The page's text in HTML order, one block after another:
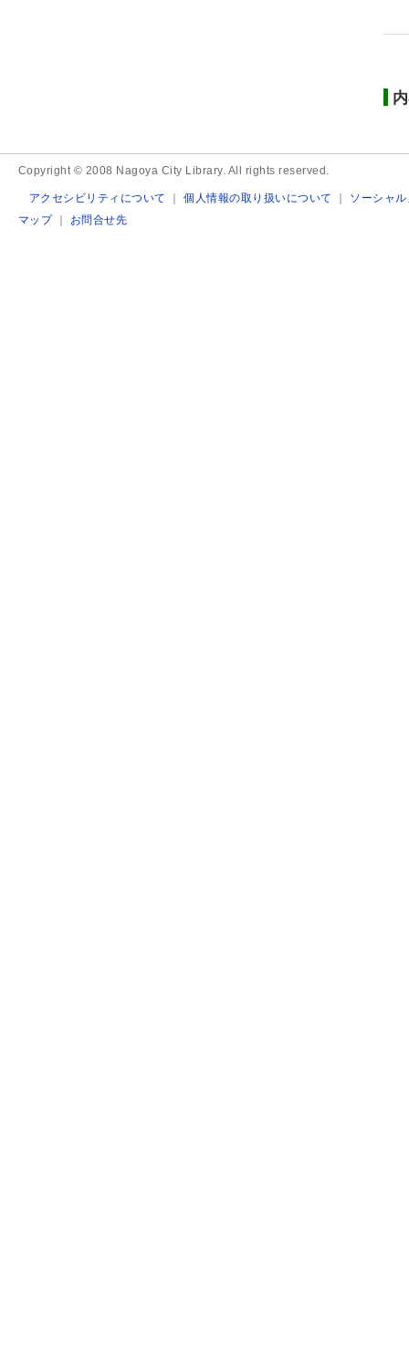
Copyright © 2008 Nagoya City Library. All rights reserved.
アクセシビリティについて ｜個人情報の取り扱いについて ｜ ソーシャ
マップ｜ お問合せ先